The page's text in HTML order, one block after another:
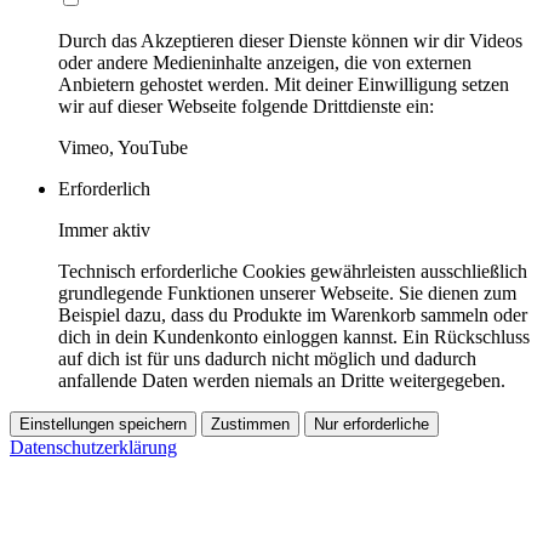
Durch das Akzeptieren dieser Dienste können wir dir Videos
oder andere Medieninhalte anzeigen, die von externen
Anbietern gehostet werden. Mit deiner Einwilligung setzen
wir auf dieser Webseite folgende Drittdienste ein:
Vimeo, YouTube
Erforderlich
Immer aktiv
Technisch erforderliche Cookies gewährleisten ausschließlich
grundlegende Funktionen unserer Webseite. Sie dienen zum
Beispiel dazu, dass du Produkte im Warenkorb sammeln oder
dich in dein Kundenkonto einloggen kannst. Ein Rückschluss
auf dich ist für uns dadurch nicht möglich und dadurch
anfallende Daten werden niemals an Dritte weitergegeben.
Einstellungen speichern Zustimmen Nur erforderliche
Datenschutzerklärung